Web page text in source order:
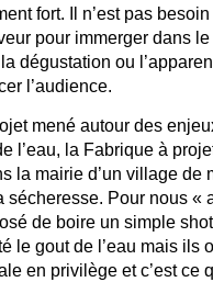
fort. Il n’est pas
pour immerger dans le
dégustation ou
l’audience.
mené autour des
l’eau, la Fabrique à
la mairie d’un village de
sécheresse. Pour nous «
de boire un simple shot
le gout de l’eau mais ils
en privilège et c’est ce